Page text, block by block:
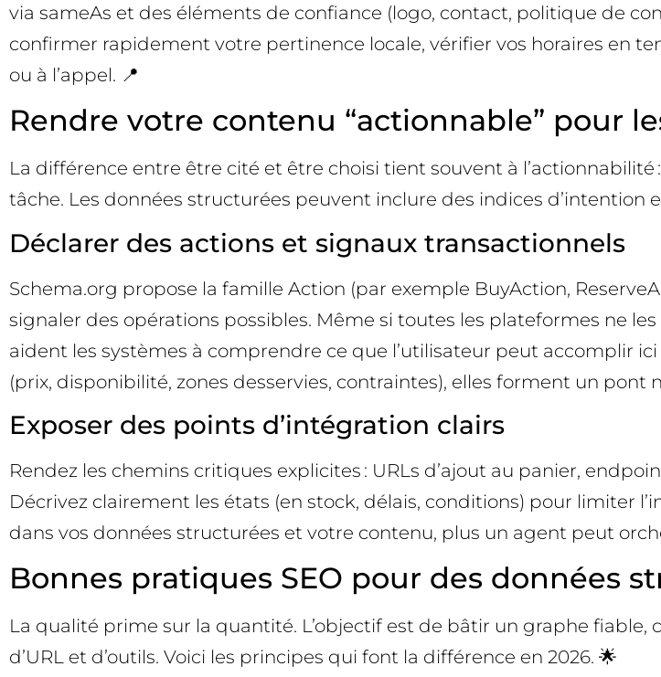
via sameAs et des éléments de confiance (logo, contact, politique de
confirmer rapidement votre pertinence locale, vérifier vos horaires en
ou à l’appel. 📍
Rendre votre contenu “actionnable” pour
La différence entre être cité et être choisi tient souvent à
tâche. Les données structurées peuvent inclure des indices
Déclarer des actions et signaux transactionnels
Schema.org propose la famille Action (par exemple BuyAction,
signaler des opérations possibles. Même si toutes les plateformes ne
aident les systèmes à comprendre ce que l’utilisateur peut accomplir
(prix, disponibilité, zones desservies, contraintes), elles forment un pont
Exposer des points d’intégration clairs
Rendez les chemins critiques explicites : URLs d’ajout au panier,
Décrivez clairement les états (en stock, délais, conditions) pour limiter
dans vos données structurées et votre contenu, plus un agent peut
Bonnes pratiques SEO pour des données
La qualité prime sur la quantité. L’objectif est de bâtir un graphe
d’URL et d’outils. Voici les principes qui font la différence en 2026. 🌟